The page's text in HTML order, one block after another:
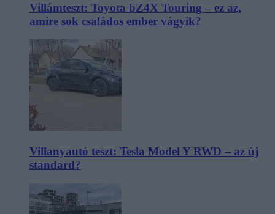
Villámteszt: Toyota bZ4X Touring – ez az,
amire sok családos ember vágyik?
Villanyautó teszt: Tesla Model Y RWD – az új
standard?